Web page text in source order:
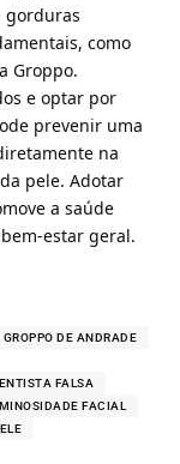
gorduras
como
Groppo.
e optar por
prevenir uma
na
pele. Adotar
a saúde
estar geral.
DE ANDRADE
FALSA
FACIAL